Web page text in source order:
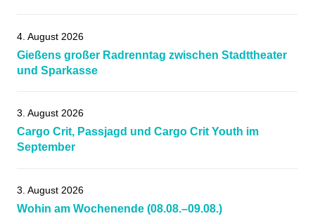
4. August 2026
Gießens großer Radrenntag zwischen Stadttheater
und Sparkasse
3. August 2026
Cargo Crit, Passjagd und Cargo Crit Youth im
September
3. August 2026
Wohin am Wochenende (08.08.–09.08.)